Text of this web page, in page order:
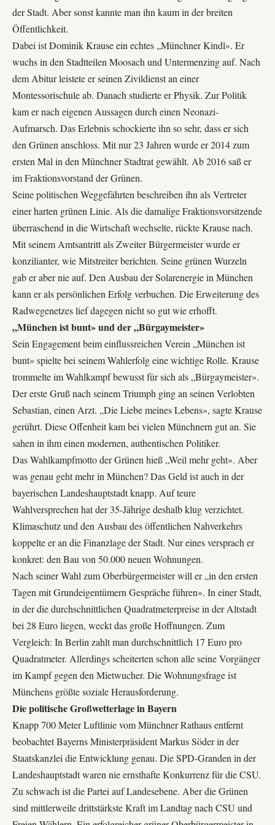
der Stadt. Aber sonst kannte man ihn kaum in der breiten
Öffentlichkeit.
Dabei ist Dominik Krause ein echtes „Münchner Kindl». Er
wuchs in den Stadtteilen Moosach und Untermenzing auf. Nach
dem Abitur leistete er seinen Zivildienst an einer
Montessorischule ab. Danach studierte er Physik. Zur Politik
kam er nach eigenen Aussagen durch einen Neonazi-
Aufmarsch. Das Erlebnis schockierte ihn so sehr, dass er sich
den Grünen anschloss. Mit nur 23 Jahren wurde er 2014 zum
ersten Mal in den Münchner Stadtrat gewählt. Ab 2016 saß er
im Fraktionsvorstand der Grünen.
Seine politischen Weggefährten beschreiben ihn als Vertreter
einer harten grünen Linie. Als die damalige Fraktionsvorsitzende
überraschend in die Wirtschaft wechselte, rückte Krause nach.
Mit seinem Amtsantritt als Zweiter Bürgermeister wurde er
konzilianter, wie Mitstreiter berichten. Seine grünen Wurzeln
gab er aber nie auf. Den Ausbau der Solarenergie in München
kann er als persönlichen Erfolg verbuchen. Die Erweiterung des
Radwegenetzes lief dagegen nicht so gut wie erhofft.
„München ist bunt» und der „Bürgaymeister»
Sein Engagement beim einflussreichen Verein „München ist
bunt» spielte bei seinem Wahlerfolg eine wichtige Rolle. Krause
trommelte im Wahlkampf bewusst für sich als „Bürgaymeister».
Der erste Gruß nach seinem Triumph ging an seinen Verlobten
Sebastian, einen Arzt. „Die Liebe meines Lebens», sagte Krause
gerührt. Diese Offenheit kam bei vielen Münchnern gut an. Sie
sahen in ihm einen modernen, authentischen Politiker.
Das Wahlkampfmotto der Grünen hieß „Weil mehr geht». Aber
was genau geht mehr in München? Das Geld ist auch in der
bayerischen Landeshauptstadt knapp. Auf teure
Wahlversprechen hat der 35-Jährige deshalb klug verzichtet.
Klimaschutz und den Ausbau des öffentlichen Nahverkehrs
koppelte er an die Finanzlage der Stadt. Nur eines versprach er
konkret: den Bau von 50.000 neuen Wohnungen.
Nach seiner Wahl zum Oberbürgermeister will er „in den ersten
Tagen mit Grundeigentümern Gespräche führen». In einer Stadt,
in der die durchschnittlichen Quadratmeterpreise in der Altstadt
bei 28 Euro liegen, weckt das große Hoffnungen. Zum
Vergleich: In Berlin zahlt man durchschnittlich 17 Euro pro
Quadratmeter. Allerdings scheiterten schon alle seine Vorgänger
im Kampf gegen den Mietwucher. Die Wohnungsfrage ist
Münchens größte soziale Herausforderung.
Die politische Großwetterlage in Bayern
Knapp 700 Meter Luftlinie vom Münchner Rathaus entfernt
beobachtet Bayerns Ministerpräsident Markus Söder in der
Staatskanzlei die Entwicklung genau. Die SPD-Granden in der
Landeshauptstadt waren nie ernsthafte Konkurrenz für die CSU.
Zu schwach ist die Partei auf Landesebene. Aber die Grünen
sind mittlerweile drittstärkste Kraft im Landtag nach CSU und